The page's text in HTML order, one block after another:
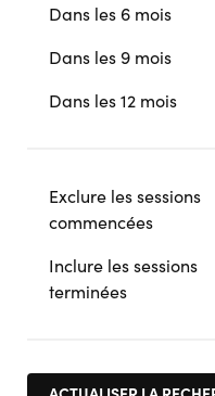
Dans les 6 mois
Dans les 9 mois
Dans les 12 mois
Exclure les sessions
commencées
Inclure les sessions
terminées